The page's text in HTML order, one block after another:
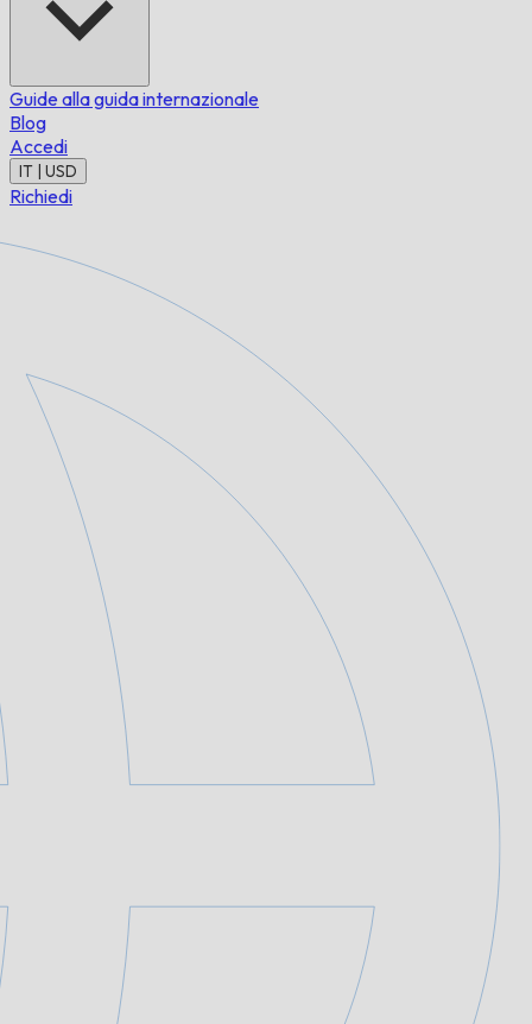
Guide alla guida internazionale
Blog
Accedi
IT | USD
Richiedi